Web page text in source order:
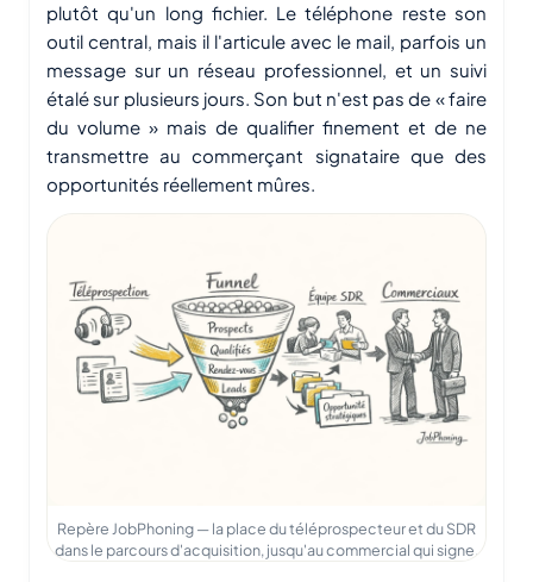
plutôt qu'un long fichier. Le téléphone reste son
outil central, mais il l'articule avec le mail, parfois un
message sur un réseau professionnel, et un suivi
étalé sur plusieurs jours. Son but n'est pas de « faire
du volume » mais de qualifier finement et de ne
transmettre au commerçant signataire que des
opportunités réellement mûres.
Repère JobPhoning — la place du téléprospecteur et du SDR
dans le parcours d'acquisition, jusqu'au commercial qui signe.